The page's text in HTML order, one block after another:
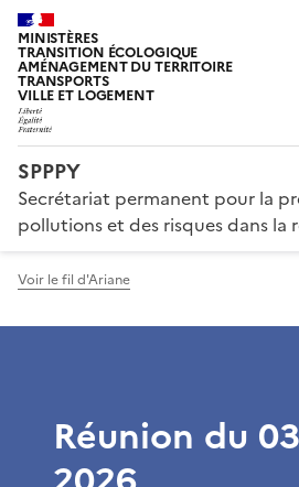
MINISTÈRES
TRANSITION ÉCOLOGIQUE
AMÉNAGEMENT DU TERRITOIRE
TRANSPORTS
VILLE ET LOGEMENT
SPPPY
Secrétariat permanent pour la
pollutions et des risques dans la
Voir le fil d'Ariane
Réunion du